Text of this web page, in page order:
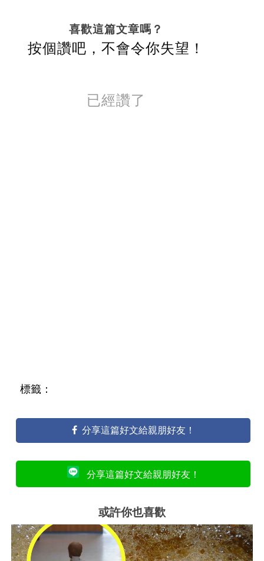
喜歡這篇文章嗎？
按個讚吧，不會令你失望！
已經讚了
標籤：
分享這篇好文給親朋好友！
分享這篇好文給親朋好友！
或許你也喜歡